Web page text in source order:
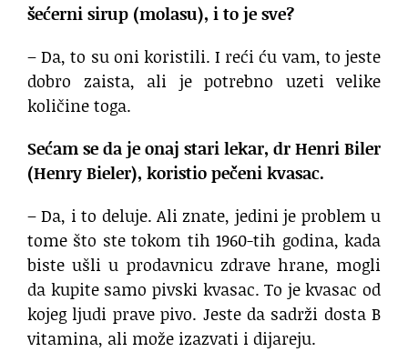
šećerni sirup (molasu), i to je sve?
– Da, to su oni koristili. I reći ću vam, to jeste
dobro zaista, ali je potrebno uzeti velike
količine toga.
Sećam se da je onaj stari lekar, dr Henri Biler
(Henry Bieler), koristio pečeni kvasac.
– Da, i to deluje. Ali znate, jedini je problem u
tome što ste tokom tih 1960-tih godina, kada
biste ušli u prodavnicu zdrave hrane, mogli
da kupite samo pivski kvasac. To je kvasac od
kojeg ljudi prave pivo. Jeste da sadrži dosta B
vitamina, ali može izazvati i dijareju.